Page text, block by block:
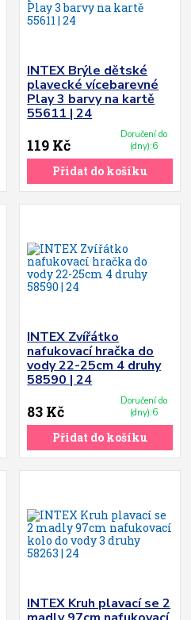
INTEX Brýle dětské
plavecké vícebarevné
Play 3 barvy na kartě
55611 | 24
119 Kč
Doručení do
(dny):6
Přidat do košíku
INTEX Zvířátko
nafukovací hračka do
vody 22-25cm 4 druhy
58590 | 24
83 Kč
Doručení do
(dny):6
Přidat do košíku
INTEX Kruh plavací se 2